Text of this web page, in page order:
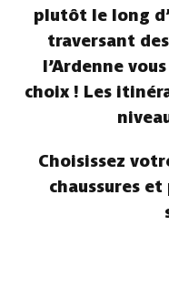
plutôt le long
traversant
l’Ardenne
choix ! Les
Choisissez
chaussures